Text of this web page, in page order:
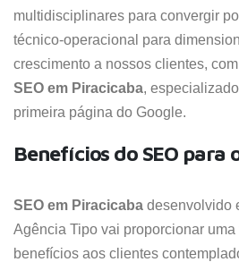
multidisciplinares para convergir
técnico-operacional para
crescimento a nossos clientes,
SEO em Piracicaba,
primeira página do Google.
Benefícios do SEO para
SEO em Piracicaba desenvolvido
Agência Tipo vai proporcionar uma
benefícios aos clientes